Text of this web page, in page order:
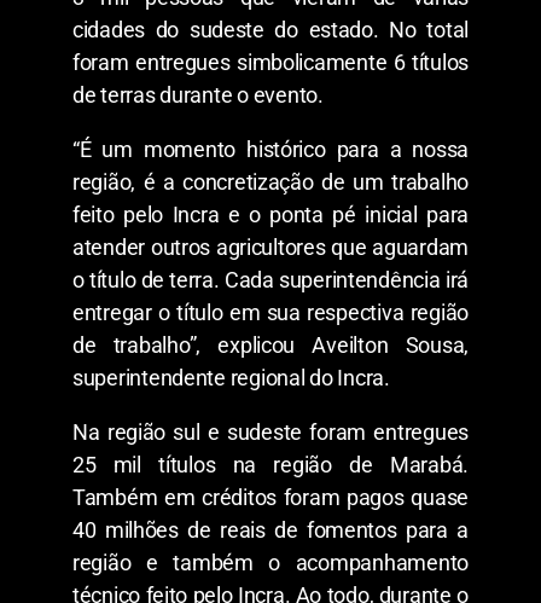
cidades do sudeste do estado. No total
foram entregues simbolicamente 6 títulos
de terras durante o evento.
“É um momento histórico para a nossa
região, é a concretização de um trabalho
feito pelo Incra e o ponta pé inicial para
atender outros agricultores que aguardam
o título de terra. Cada superintendência irá
entregar o título em sua respectiva região
de trabalho”, explicou Aveilton Sousa,
superintendente regional do Incra.
Na região sul e sudeste foram entregues
25 mil títulos na região de Marabá.
Também em créditos foram pagos quase
40 milhões de reais de fomentos para a
região e também o acompanhamento
técnico feito pelo Incra. Ao todo, durante o